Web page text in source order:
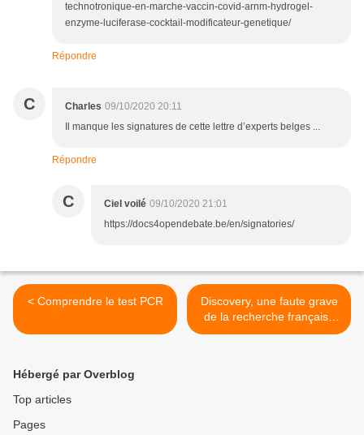
technotronique-en-marche-vaccin-covid-arnm-hydrogel-
enzyme-luciferase-cocktail-modificateur-genetique/
Répondre
C Charles 09/10/2020 20:11
Il manque les signatures de cette lettre d’experts belges ...
Répondre
C Ciel voilé 09/10/2020 21:01
https://docs4opendebate.be/en/signatories/
< Comprendre le test PCR
Discovery, une faute grave
de la recherche française
en plus d'une faute
Hébergé par Overblog
Top articles
Pages